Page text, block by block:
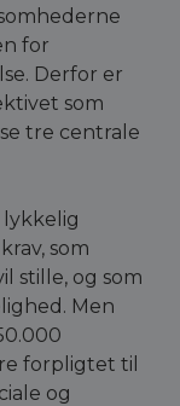
for
Derfor er
som
tre centrale
lykkelig
som
stille, og som
Men
forpligtet til
og